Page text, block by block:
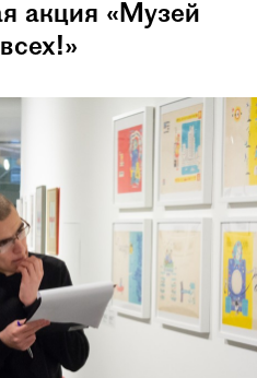
акция «Музей